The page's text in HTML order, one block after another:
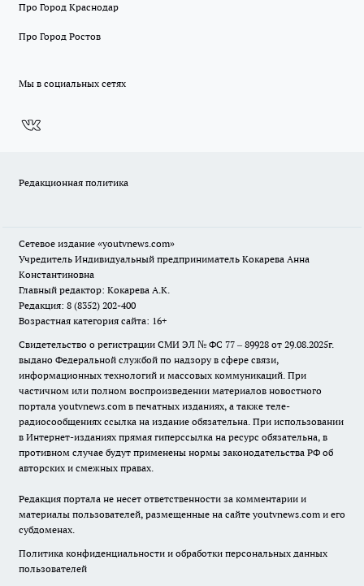
Про Город Краснодар
Про Город Ростов
Мы в социальных сетях
Редакционная политика
Сетевое издание «youtvnews.com»
Учредитель Индивидуальный предприниматель Кокарева Анна
Константиновна
Главный редактор: Кокарева А.К.
Редакция: 8 (8352) 202-400
Возрастная категория сайта: 16+
Свидетельство о регистрации СМИ ЭЛ № ФС 77 – 89928 от 29.08.2025г.
выдано Федеральной службой по надзору в сфере связи,
информационных технологий и массовых коммуникаций. При
частичном или полном воспроизведении материалов новостного
портала youtvnews.com в печатных изданиях, а также теле-
радиосообщениях ссылка на издание обязательна. При использовании
в Интернет-изданиях прямая гиперссылка на ресурс обязательна, в
противном случае будут применены нормы законодательства РФ об
авторских и смежных правах.
Редакция портала не несет ответственности за комментарии и
материалы пользователей, размещенные на сайте youtvnews.com и его
субдоменах.
Политика конфиденциальности и обработки персональных данных
пользователей